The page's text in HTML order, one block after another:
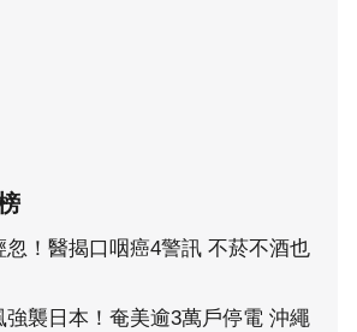
忽！醫揭口咽癌4警訊 不菸不酒也
強襲日本！奄美逾3萬戶停電 沖繩